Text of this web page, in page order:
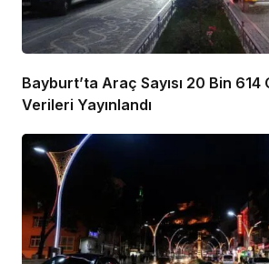
Bayburt’ta Araç Sayısı 20 Bin 614
Verileri Yayınlandı